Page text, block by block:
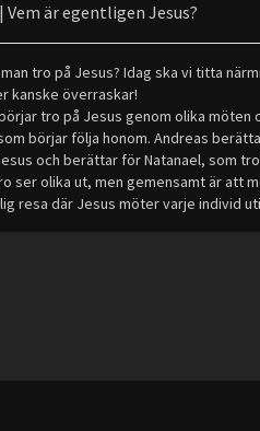
Vem är egentligen Jesus?
tro på Jesus? Idag ska vi titta
kanske överraskar!
tro på Jesus genom olika möten
börjar följa honom. Andreas
och berättar för Natanael, som
ser olika ut, men gemensamt är att
resa där Jesus möter varje individ